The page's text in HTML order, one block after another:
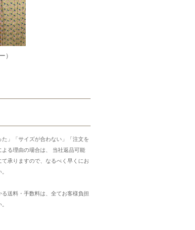
）
」「サイズが合わない」「注文を
る理由の場合は、 当社返品可能
承りますので、なるべく早くにお
送料・手数料は、全てお客様負担